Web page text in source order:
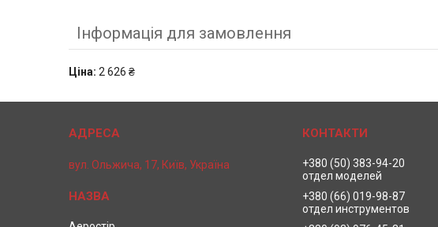
Інформація для замовлення
Ціна: 2 626 ₴
вул. Ольжича, 17, Київ, Україна
+380 (50) 383-94-20
отдел моделей
+380 (66) 019-98-87
отдел инструментов